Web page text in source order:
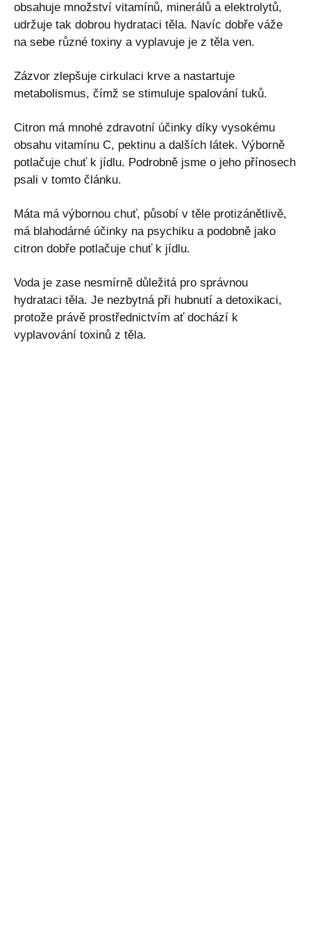
obsahuje množství vitamínů, minerálů a elektrolytů,
udržuje tak dobrou hydrataci těla. Navíc dobře váže
na sebe různé toxiny a vyplavuje je z těla ven.
Zázvor zlepšuje cirkulaci krve a nastartuje
metabolismus, čímž se stimuluje spalování tuků.
Citron má mnohé zdravotní účinky díky vysokému
obsahu vitamínu C, pektinu a dalších látek. Výborně
potlačuje chuť k jídlu. Podrobně jsme o jeho přínosech
psali v tomto článku.
Máta má výbornou chuť, působí v těle protizánětlivě,
má blahodárné účinky na psychiku a podobně jako
citron dobře potlačuje chuť k jídlu.
Voda je zase nesmírně důležitá pro správnou
hydrataci těla. Je nezbytná při hubnutí a detoxikaci,
protože právě prostřednictvím ať dochází k
vyplavování toxinů z těla.